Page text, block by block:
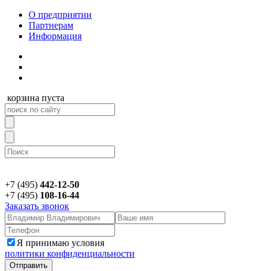
О предприятии
Партнерам
Информация
корзина пуста
+7 (495) 442-12-50
+7 (495) 108-16-44
Заказать звонок
Я принимаю условия
политики конфиденциальности